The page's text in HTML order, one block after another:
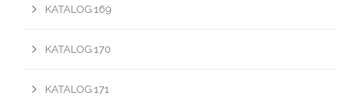
KATALOG 169
KATALOG 170
KATALOG 171